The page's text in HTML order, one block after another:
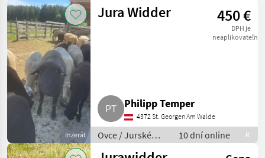
Inzerát
Jura Widder 450 €
DPH je
neaplikovateľné
Philipp Temper
4372 St. Georgen Am Walde
Ovce / Jurské
ovce
10 dní online R